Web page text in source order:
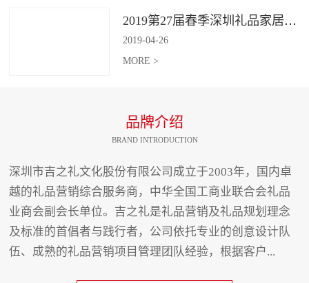
2019第27届春季深圳礼品家居展开幕 引领礼赠行业新动向
2019-04-26
MORE >
品牌介绍
BRAND INTRODUCTION
深圳市吉之礼文化股份有限公司成立于2003年，国内卓
越的礼品营销综合服务商，中华全国工商业联合会礼品
业商会副会长单位。吉之礼是礼品营销及礼品规划理念
及标准的首倡者与践行者，公司依托专业的创意设计队
伍、成熟的礼品营销项目管理团队经验，根据客户...